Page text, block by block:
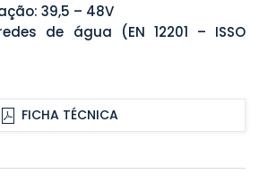
39,5 – 48V
de água (EN 12201 – ISSO
FICHA TÉCNICA